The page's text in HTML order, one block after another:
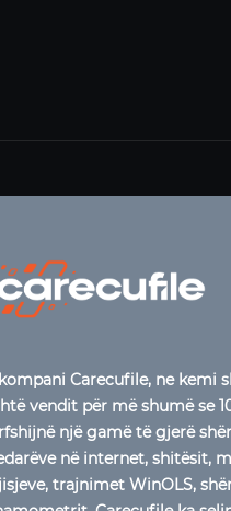
Carecufile, ne kemi
vendit për më shumë se
një gamë të gjerë
në internet, shitësit,
trajnimet WinOLS,